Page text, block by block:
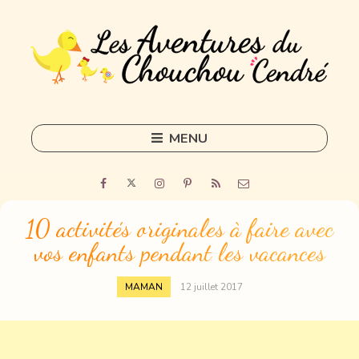
MENU
to
content
Home
Freelance
Sorties
DIY
10 activités originales à faire avec
vos enfants pendant les vacances
MAMAN 12 juillet 2017